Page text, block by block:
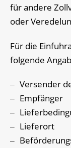
für andere
oder
Für die
folgende
Versender
Empfänger
Lieferort